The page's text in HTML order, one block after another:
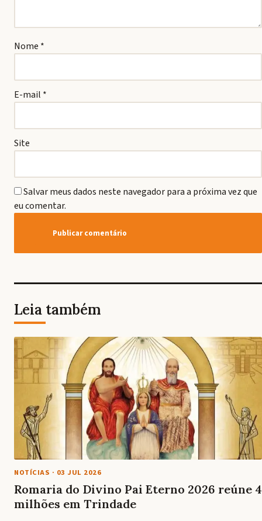
Nome *
E-mail *
Site
Salvar meus dados neste navegador para a próxima vez que
eu comentar.
Leia também
NOTÍCIAS · 03 JUL 2026
Romaria do Divino Pai Eterno 2026 reúne 4
milhões em Trindade